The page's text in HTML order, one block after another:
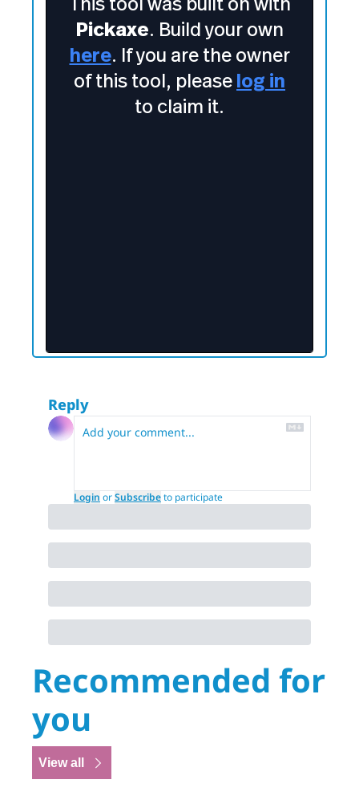
Reply
Login orSubscribeto participate
Recommended for
you
View all